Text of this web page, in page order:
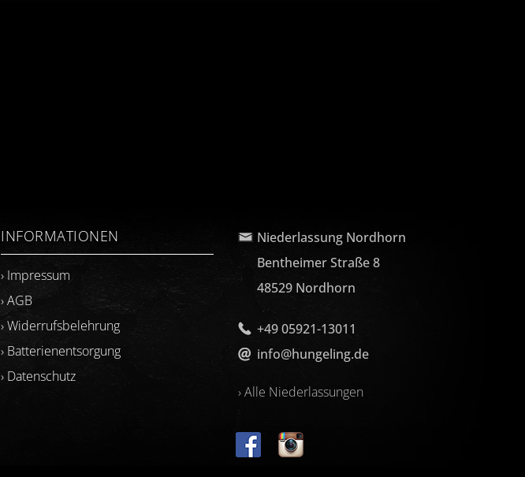
INFORMATIONEN
› Impressum
› AGB
› Widerrufsbelehrung
› Batterienentsorgung
› Datenschutz
Niederlassung Nordhorn
Bentheimer Straße 8
48529 Nordhorn
+49 05921-13011
info@hungeling.de
› Alle Niederlassungen